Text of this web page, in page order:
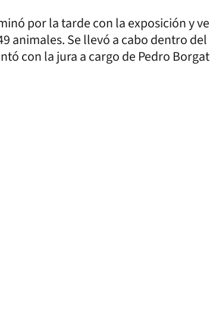
por la tarde con la exposición y
animales. Se llevó a cabo dentro
con la jura a cargo de Pedro